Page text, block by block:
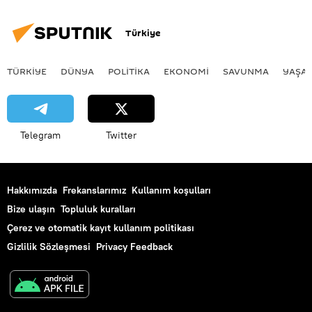
Türkiye
TÜRKIYE DÜNYA POLİTİKA EKONOMİ SAVUNMA
Telegram Twitter
Hakkımızda Frekanslarımız Kullanım koşulları
Bize ulaşın Topluluk kuralları
Çerez ve otomatik kayıt kullanım politikası
Gizlilik Sözleşmesi Privacy Feedback